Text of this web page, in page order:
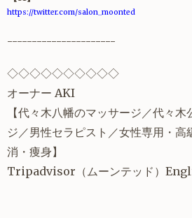
https://twitter.com/salon_moonted
----------------------
◇◇◇◇◇◇◇◇◇◇
オーナー AKI
【代々木八幡のマッサージ／代々木
ジ／男性セラピスト ／女性専用 ・ 高
消 ・痩身】
Tripadvisor （ムーンテッド）